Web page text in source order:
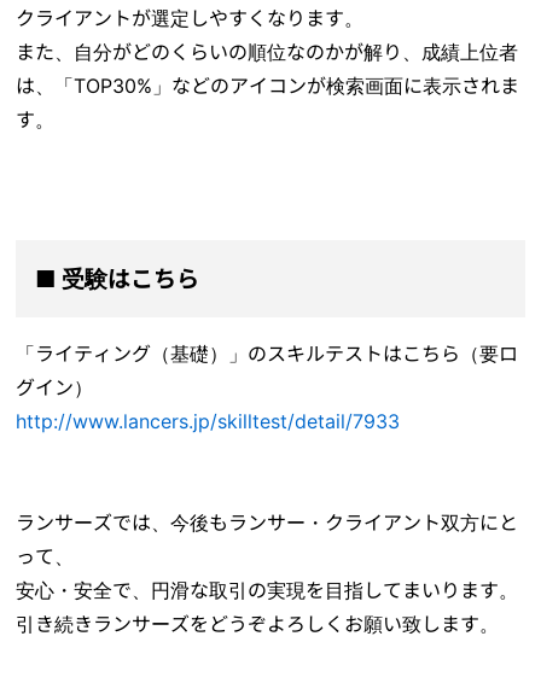
クライアントが選定しやすくなります。
また、自分がどのくらいの順位なのかが解り、成績上位者
は、「TOP30%」などのアイコンが検索画面に表示されま
す。
■ 受験はこちら
「ライティング（基礎）」のスキルテストはこちら（要ロ
グイン）
http://www.lancers.jp/skilltest/detail/7933
ランサーズでは、今後もランサー・クライアント双方にと
って、
安心・安全で、円滑な取引の実現を目指してまいります。
引き続きランサーズをどうぞよろしくお願い致します。